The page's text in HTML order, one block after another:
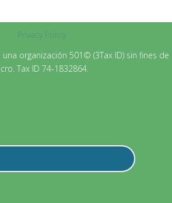
Privacy Policy
organización 501© (3Tax ID) sin fines de
Tax ID 74-1832864.